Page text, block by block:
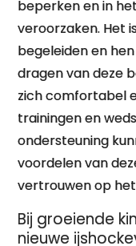
beperken en in
veroorzaken. Het
begeleiden en
dragen van deze
zich comfortabel
trainingen en
ondersteuning
voordelen van
vertrouwen op
Bij groeiende
nieuwe